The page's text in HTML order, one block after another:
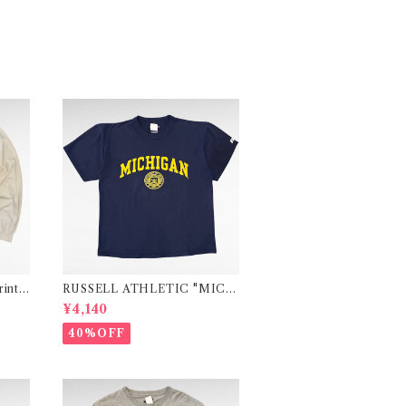
l
RUSSELL ATHLETIC "MICH
IGAN" college print t-shirt
¥4,140
40%OFF